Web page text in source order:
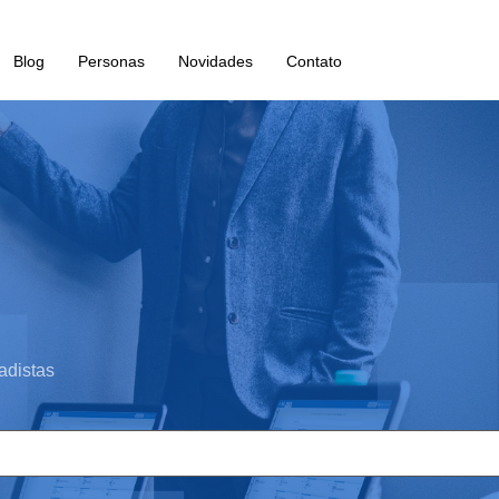
Blog Personas Novidades Contato